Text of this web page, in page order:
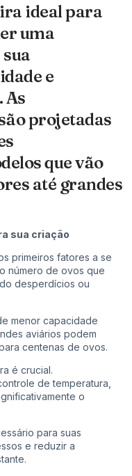
ideal para
uma
e
As
projetadas
que vão
até grandes
sua criação
primeiros fatores a se
número de ovos que
desperdícios ou
menor capacidade
aviários podem
centenas de ovos.
é crucial.
de temperatura,
o
para suas
e reduzir a